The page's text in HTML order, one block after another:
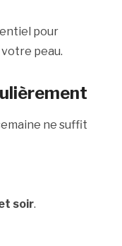
pour
peau.
ne suffit
soir.